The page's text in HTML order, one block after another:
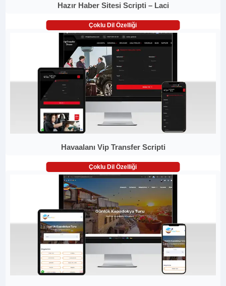
Hazır Haber Sitesi Scripti – Laci
Çoklu Dil Özelliği
Havaalanı Vip Transfer Scripti
Çoklu Dil Özelliği